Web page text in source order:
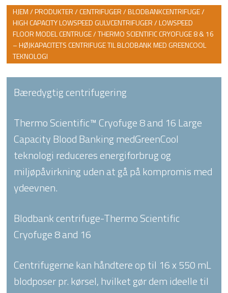
HJEM/PRODUKTER/CENTRIFUGER/BLODBANKCENTRIFUGE/
HIGH CAPACITY LOWSPEED GULVCENTRIFUGER/LOWSPEED
FLOOR MODEL CENTRUGE/ THERMO SCIENTIFIC CRYOFUGE 8 & 16
– HØJKAPACITETS CENTRIFUGE TIL BLODBANK MED GREENCOOL
TEKNOLOGI
Bæredygtig centrifugering
Thermo Scientific™ Cryofuge 8 and 16 Large
Capacity Blood Banking medGreenCool
teknologi reduceres energiforbrug og
miljøpåvirkning uden at gå på kompromis med
ydeevnen.
Blodbank centrifuge-Thermo Scientific
Cryofuge 8 and 16
Centrifugerne kan håndtere op til 16 x 550 mL
blodposer pr. kørsel, hvilket gør dem ideelle til